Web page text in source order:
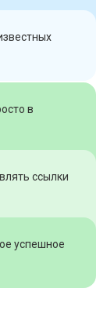
в
ссылки
успешное